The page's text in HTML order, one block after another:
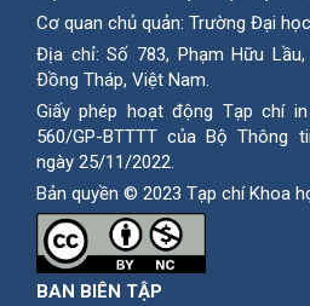
Cơ quan chủ quản: Trường Đại
Địa chỉ: Số 783, Phạm Hữu
Ðồng Tháp, Việt Nam.
Giấy phép hoạt động Tạp chí
560/GP-BTTTT của Bộ Thông
ngày 25/11/2022.
Bản quyền © 2023 Tạp chí Khoa
BAN BIÊN TẬP